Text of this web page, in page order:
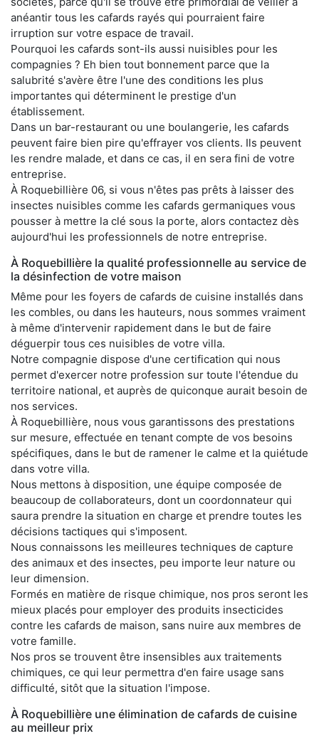
anéantir tous les cafards rayés qui pourraient faire
irruption sur votre espace de travail.
Pourquoi les cafards sont-ils aussi nuisibles pour les
compagnies ? Eh bien tout bonnement parce que la
salubrité s'avère être l'une des conditions les plus
importantes qui déterminent le prestige d'un
établissement.
Dans un bar-restaurant ou une boulangerie, les cafards
peuvent faire bien pire qu'effrayer vos clients. Ils peuvent
les rendre malade, et dans ce cas, il en sera fini de votre
entreprise.
À Roquebillière 06, si vous n'êtes pas prêts à laisser des
insectes nuisibles comme les cafards germaniques vous
pousser à mettre la clé sous la porte, alors contactez dès
aujourd'hui les professionnels de notre entreprise.
À Roquebillière la qualité professionnelle au service de
la désinfection de votre maison
Même pour les foyers de cafards de cuisine installés dans
les combles, ou dans les hauteurs, nous sommes vraiment
à même d'intervenir rapidement dans le but de faire
déguerpir tous ces nuisibles de votre villa.
Notre compagnie dispose d'une certification qui nous
permet d'exercer notre profession sur toute l'étendue du
territoire national, et auprès de quiconque aurait besoin de
nos services.
À Roquebillière, nous vous garantissons des prestations
sur mesure, effectuée en tenant compte de vos besoins
spécifiques, dans le but de ramener le calme et la quiétude
dans votre villa.
Nous mettons à disposition, une équipe composée de
beaucoup de collaborateurs, dont un coordonnateur qui
saura prendre la situation en charge et prendre toutes les
décisions tactiques qui s'imposent.
Nous connaissons les meilleures techniques de capture
des animaux et des insectes, peu importe leur nature ou
leur dimension.
Formés en matière de risque chimique, nos pros seront les
mieux placés pour employer des produits insecticides
contre les cafards de maison, sans nuire aux membres de
votre famille.
Nos pros se trouvent être insensibles aux traitements
chimiques, ce qui leur permettra d'en faire usage sans
difficulté, sitôt que la situation l'impose.
À Roquebillière une élimination de cafards de cuisine
au meilleur prix